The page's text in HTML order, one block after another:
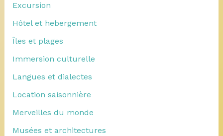
Excursion
Hôtel et hebergement
Îles et plages
Immersion culturelle
Langues et dialectes
Location saisonnière
Merveilles du monde
Musées et architectures